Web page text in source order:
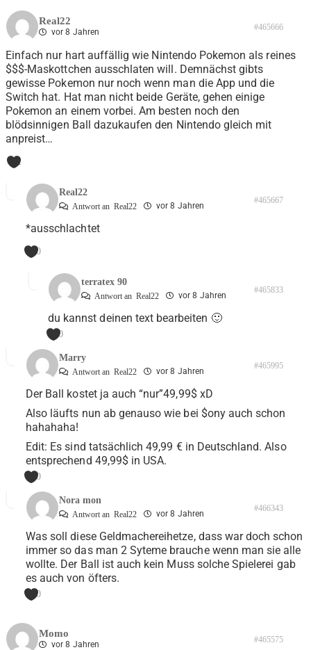
Real22
vor 8 Jahren #465666
Einfach nur hart auffällig wie Nintendo Pokemon als reines
$$$-Maskottchen ausschlaten will. Demnächst gibts
gewisse Pokemon nur noch wenn man die App und die
Switch hat. Hat man nicht beide Geräte, gehen einige
Pokemon an einem vorbei. Am besten noch den
blödsinnigen Ball dazukaufen den Nintendo gleich mit
anpreist…
1
Real22
Antwort an Real22 vor 8 Jahren
#465667
*ausschlachtet
0
terratex 90
Antwort an Real22 vor 8 Jahren
#465833
du kannst deinen text bearbeiten 🙂
0
Marry
Antwort an Real22 vor 8 Jahren
#465995
Der Ball kostet ja auch “nur”49,99$ xD
Also läufts nun ab genauso wie bei $ony auch schon
hahahaha!
Edit: Es sind tatsächlich 49,99 € in Deutschland. Also
entsprechend 49,99$ in USA.
0
Nora mon
Antwort an Real22 vor 8 Jahren
#466343
Was soll diese Geldmachereihetze, dass war doch schon
immer so das man 2 Syteme brauche wenn man sie alle
wollte. Der Ball ist auch kein Muss solche Spielerei gab
es auch von öfters.
0
Momo
vor 8 Jahren #465575